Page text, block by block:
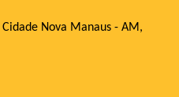
Nova Manaus - AM,